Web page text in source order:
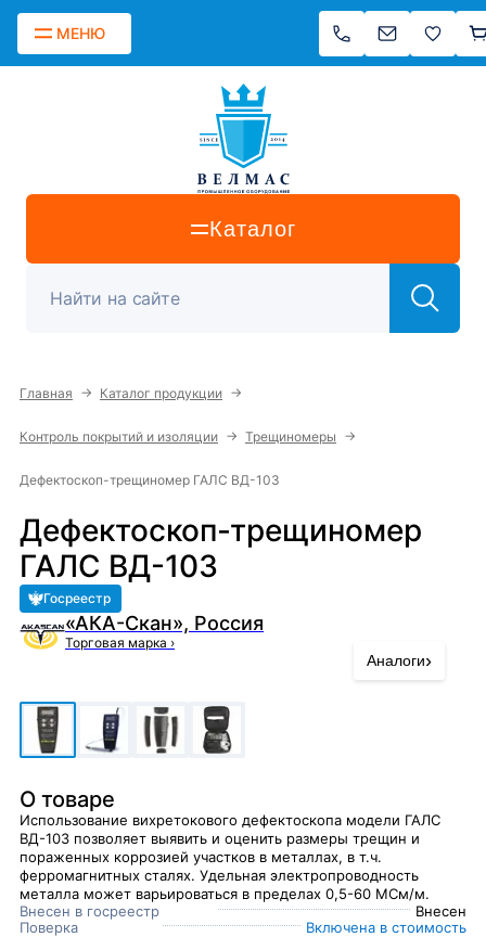
МЕНЮ
Каталог
Главная → Каталог продукции →
Контроль покрытий и изоляции → Трещиномеры →
Дефектоскоп-трещиномер ГАЛС ВД-103
Дефектоскоп-трещиномер
ГАЛС ВД-103
Госреестр
«АКА-Скан», Россия
Торговая марка ›
Аналоги›
О товаре
Использование вихретокового дефектоскопа модели ГАЛС
ВД-103 позволяет выявить и оценить размеры трещин и
пораженных коррозией участков в металлах, в т.ч.
ферромагнитных сталях. Удельная электропроводность
металла может варьироваться в пределах 0,5-60 МСм/м.
Внесен в госреестр
Внесен
Поверка
Включена в стоимость